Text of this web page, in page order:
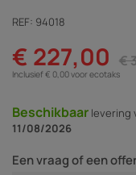
REF: 94018
€ 227,00 €
Inclusief € 0,00 voor ecotaks
Beschikbaar levering
11/08/2026
Een vraag of een